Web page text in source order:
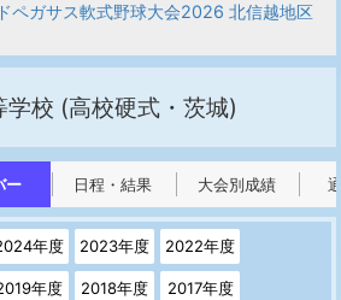
ペガサス軟式野球大会2026 北信越地区
学校 (高校硬式・茨城)
ー 日程・結果 大会別成績
年度 2023年度 2022年度
年度 2018年度 2017年度